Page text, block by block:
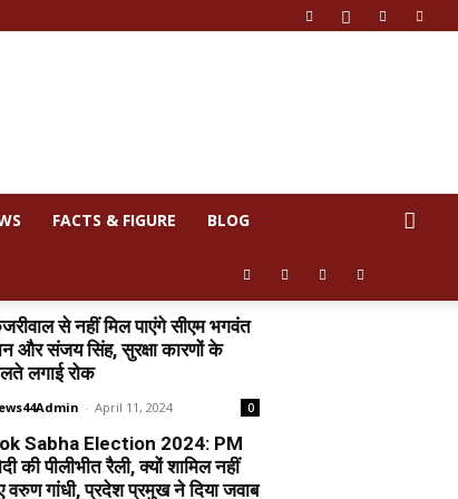
FACTS & FIGURE BLOG
से नहीं मिल पाएंगे सीएम भगवंत
और संजय सिंह, सुरक्षा कारणों के
लगाई रोक
- April 11, 2024 0
Sabha Election 2024: PM
की पीलीभीत रैली, क्यों शामिल नहीं
वरुण गांधी, प्रदेश प्रमुख ने दिया जवाब